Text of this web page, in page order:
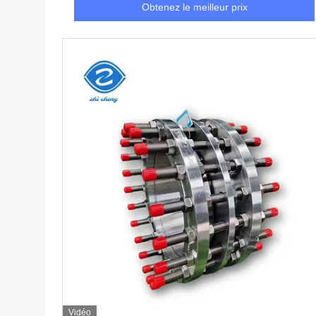
Obtenez le meilleur prix
Vidéo